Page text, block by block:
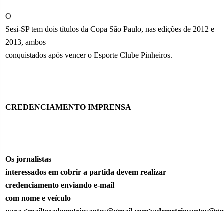
O
Sesi-SP tem dois títulos da Copa São Paulo, nas edições de 2012 e
2013, ambos
conquistados após vencer o Esporte Clube Pinheiros.
CREDENCIAMENTO IMPRENSA
Os jornalistas
interessados em cobrir a partida devem realizar
credenciamento enviando e-mail
com nome e veículo